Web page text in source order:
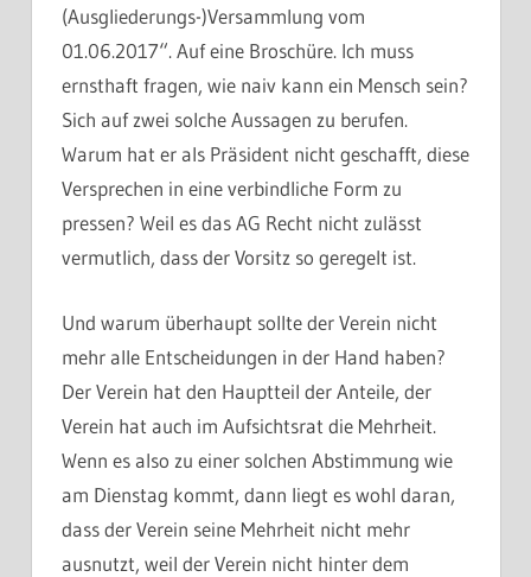
(Ausgliederungs-)Versammlung vom
01.06.2017“. Auf eine Broschüre. Ich muss
ernsthaft fragen, wie naiv kann ein Mensch sein?
Sich auf zwei solche Aussagen zu berufen.
Warum hat er als Präsident nicht geschafft, diese
Versprechen in eine verbindliche Form zu
pressen? Weil es das AG Recht nicht zulässt
vermutlich, dass der Vorsitz so geregelt ist.
Und warum überhaupt sollte der Verein nicht
mehr alle Entscheidungen in der Hand haben?
Der Verein hat den Hauptteil der Anteile, der
Verein hat auch im Aufsichtsrat die Mehrheit.
Wenn es also zu einer solchen Abstimmung wie
am Dienstag kommt, dann liegt es wohl daran,
dass der Verein seine Mehrheit nicht mehr
ausnutzt, weil der Verein nicht hinter dem